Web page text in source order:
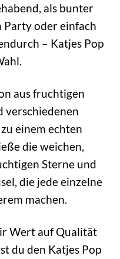
als bunter
Party oder einfach
– Katjes Pop
aus fruchtigen
verschiedenen
einem echten
die weichen,
Sterne und
die jede einzelne
machen.
Wert auf Qualität
du den Katjes Pop